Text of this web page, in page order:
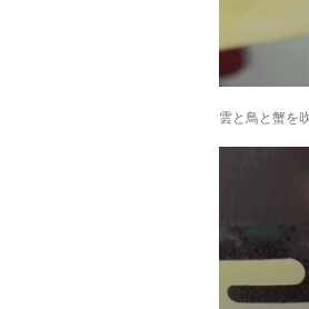
雲と鳥と蟹を